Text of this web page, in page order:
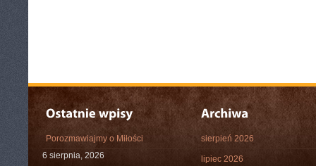
Porozmawiajmy o Miłości
6 sierpnia, 2026
sierpień 2026
lipiec 2026